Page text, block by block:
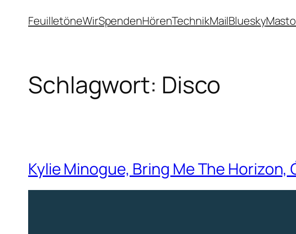
InhaltFeuilletöneWirSpendenHörenTechnikMailBluesky
Schlagwort: Disco
Kylie Minogue, Bring Me The